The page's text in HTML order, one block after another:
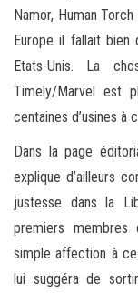
Namor, Human
Europe il fallait bien
Etats-Unis. La
Timely/Marvel est
centaines d’usines à
Dans la page
explique d’ailleurs
justesse dans la
premiers
simple affection à
lui suggéra de